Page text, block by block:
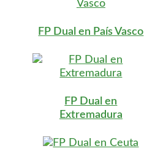
FP Dual en País Vasco
FP Dual en
Extremadura